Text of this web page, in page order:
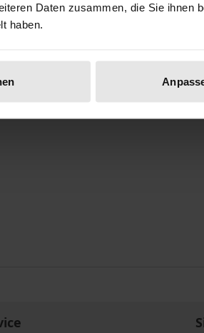
Daten zusammen, die Sie ihnen
haben.